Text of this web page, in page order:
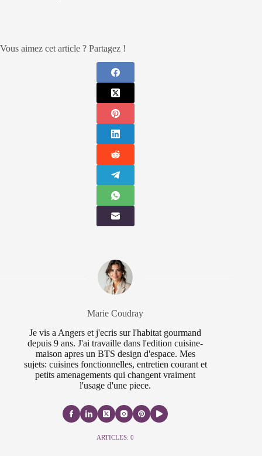
Vous aimez cet article ? Partagez !
Marie Coudray
Je vis a Angers et j'ecris sur l'habitat gourmand
depuis 9 ans. J'ai travaille dans l'edition cuisine-
maison apres un BTS design d'espace. Mes
sujets: cuisines fonctionnelles, entretien courant et
petits amenagements qui changent vraiment
l'usage d'une piece.
ARTICLES: 0